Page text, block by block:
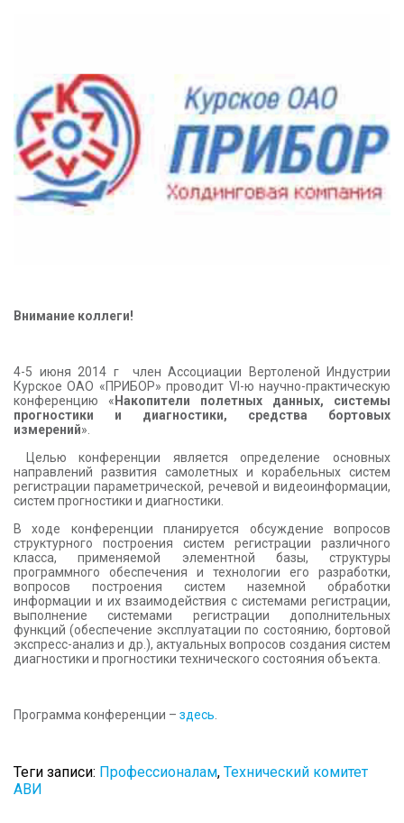
Внимание коллеги!
4-5 июня 2014 г член Ассоциации Вертоленой Индустрии
Курское ОАО «ПРИБОР» проводит VI-ю научно-практическую
конференцию « Накопители полетных данных, системы
прогностики и диагностики, средства бортовых
измерений».
Целью конференции является определение основных
направлений развития самолетных и корабельных систем
регистрации параметрической, речевой и видеоинформации,
систем прогностики и диагностики.
В ходе конференции планируется обсуждение вопросов
структурного построения систем регистрации различного
класса, применяемой элементной базы, структуры
программного обеспечения и технологии его разработки,
вопросов построения систем наземной обработки
информации и их взаимодействия с системами регистрации,
выполнение системами регистрации дополнительных
функций (обеспечение эксплуатации по состоянию, бортовой
экспресс-анализ и др.), актуальных вопросов создания систем
диагностики и прогностики технического состояния объекта.
Программа конференции – здесь
Теги записи: Профессионалам, Технический комитет
АВИ